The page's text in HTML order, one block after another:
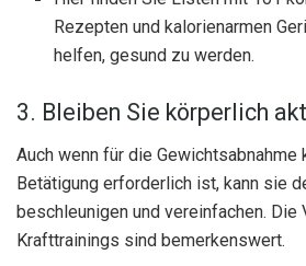
Rezepten und kalorienarmen
helfen, gesund zu werden.
3. Bleiben Sie körperlich
Auch wenn für die Gewichtsabnahme
Betätigung erforderlich ist, kann sie
beschleunigen und vereinfachen. Die
Krafttrainings sind bemerkenswert.